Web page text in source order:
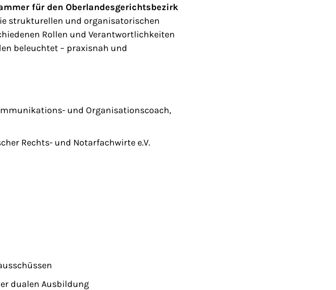
für den Oberlandesgerichtsbezirk
strukturellen und organisatorischen
Rollen und Verantwortlichkeiten
beleuchtet – praxisnah und
und Organisationscoach,
Rechts- und Notarfachwirte e.V.
dualen Ausbildung